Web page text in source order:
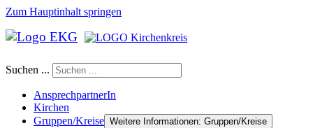
Zum Hauptinhalt springen
Suchen ...
AnsprechpartnerIn
Kirchen
Gruppen/Kreise Weitere Informationen: Gruppen/Kreise